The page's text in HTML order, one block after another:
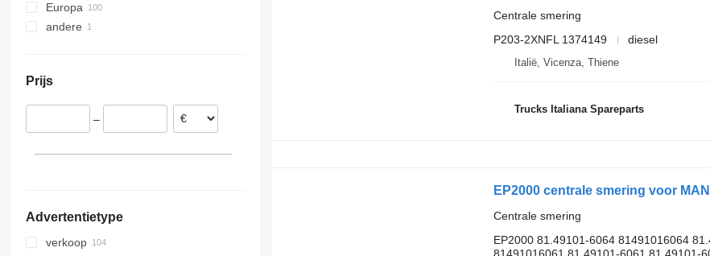
Europa
Estland
Litouwen
Polen
andere
Prijs
–
Advertentietype
verkoop
Centrale smering
P203-2XNFL 1374149
diesel
Italië, Vicenza, Thiene
Trucks Italiana Spareparts
EP2000 centrale smering voor
Centrale smering
EP2000 81.49101-6064 81491016064
81491016061 81.49101-6061 81.49101-